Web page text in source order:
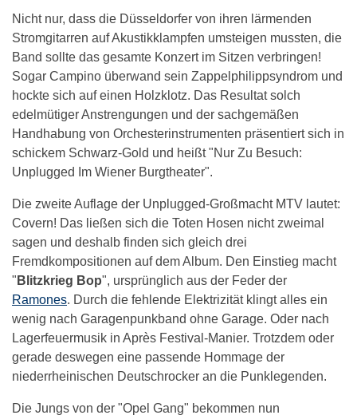
Nicht nur, dass die Düsseldorfer von ihren lärmenden
Stromgitarren auf Akustikklampfen umsteigen mussten, die
Band sollte das gesamte Konzert im Sitzen verbringen!
Sogar Campino überwand sein Zappelphilippsyndrom und
hockte sich auf einen Holzklotz. Das Resultat solch
edelmütiger Anstrengungen und der sachgemäßen
Handhabung von Orchesterinstrumenten präsentiert sich in
schickem Schwarz-Gold und heißt "Nur Zu Besuch:
Unplugged Im Wiener Burgtheater".
Die zweite Auflage der Unplugged-Großmacht MTV lautet:
Covern! Das ließen sich die Toten Hosen nicht zweimal
sagen und deshalb finden sich gleich drei
Fremdkompositionen auf dem Album. Den Einstieg macht
" Blitzkrieg Bop", ursprünglich aus der Feder der
Ramones. Durch die fehlende Elektrizität klingt alles ein
wenig nach Garagenpunkband ohne Garage. Oder nach
Lagerfeuermusik in Après Festival-Manier. Trotzdem oder
gerade deswegen eine passende Hommage der
niederrheinischen Deutschrocker an die Punklegenden.
Die Jungs von der "Opel Gang" bekommen nun